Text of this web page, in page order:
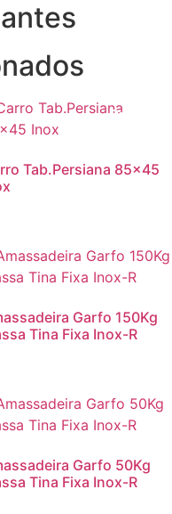
Tab.Persiana 85×45
Garfo 150Kg
Tina Fixa Inox-R
Garfo 50Kg
Tina Fixa Inox-R